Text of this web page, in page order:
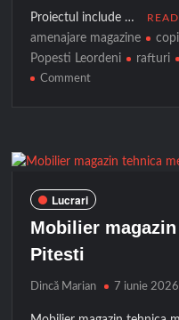
Proiectul include …
amenajare magazine
Popesti Leordeni
rafturi
Commenton
chei
Popesti
Lucrari
Mobilier
Pitesti
Dincă Marian 7 iunie 2026